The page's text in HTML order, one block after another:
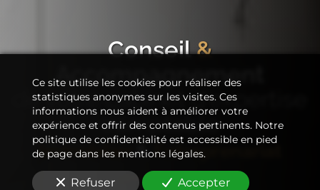
Conseil&
Accompagnement
de votrecabinet d'expertise
comptable
Immobilier&Entreprenariat
Ce site utilise les cookies pour réaliser des
statistiques anonymes sur les visites. Ces
informations nous aident à améliorer votre
expérience et offrir des contenus pertinents. Notre
politique de confidentialité est accessible en pied
de page dans les mentions légales.
Refuser Accepter